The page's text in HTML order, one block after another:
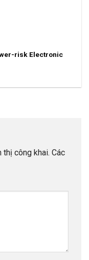
risk Electronic
thị công khai. Các